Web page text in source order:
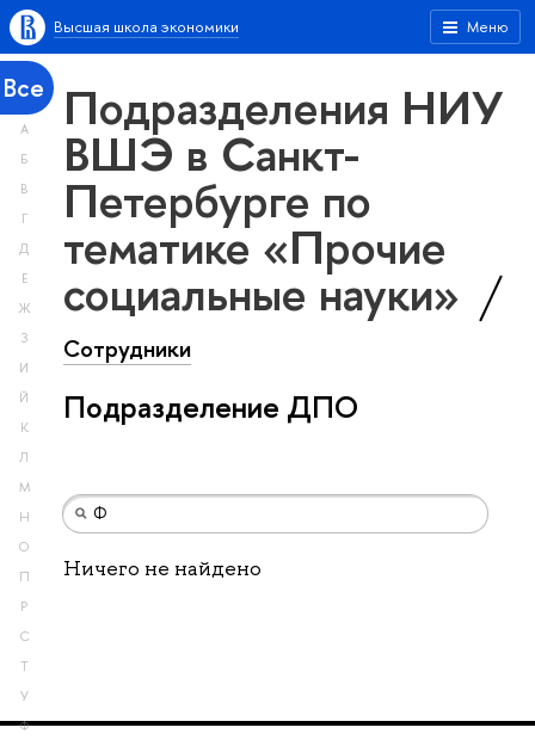
Меню
Высшая школа экономики
Все
А
Б
В
Г
Д
Е
Ж
З
И
Й
К
Л
М
Н
О
П
Р
С
Т
У
Ф
Подразделения НИУ
ВШЭ в Санкт-
Петербурге по
тематике «Прочие
социальные науки»
Сотрудники
Подразделение ДПО
Ничего не найдено